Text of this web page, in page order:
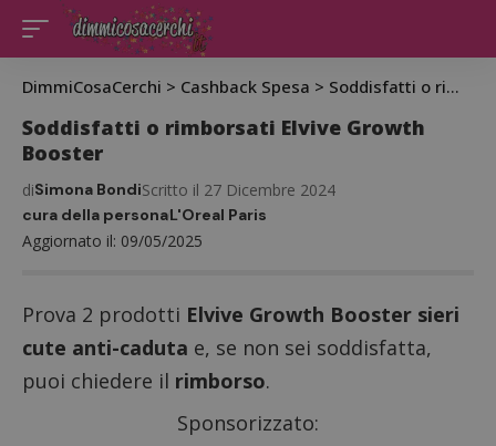
DimmiCosaCerchi > Cashback Spesa > Soddisfatti o rimborsati
Soddisfatti o rimborsati Elvive Growth
Booster
Aggiornato il: 09/05/2025
diSimona BondiScritto il 27 Dicembre 2024
cura della personaL'Oreal Paris
Prova 2 prodotti Elvive Growth Booster sieri
cute anti-caduta e, se non sei soddisfatta,
puoi chiedere il rimborso.
Sponsorizzato: